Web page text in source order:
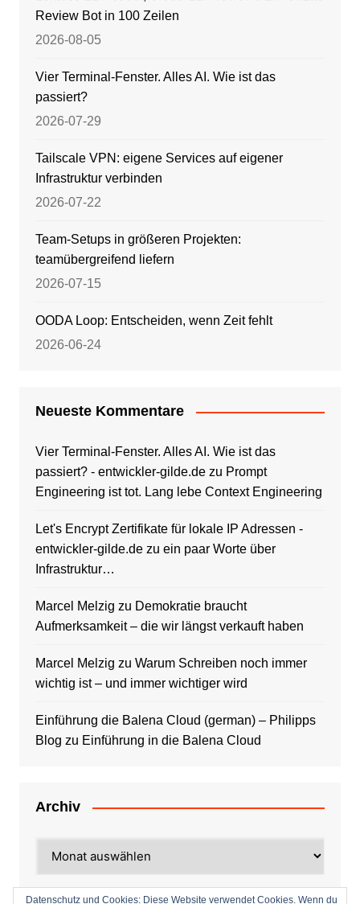
Review Bot in 100 Zeilen
2026-08-05
Vier Terminal-Fenster. Alles AI. Wie ist das
passiert?
2026-07-29
Tailscale VPN: eigene Services auf eigener
Infrastruktur verbinden
2026-07-22
Team-Setups in größeren Projekten:
teamübergreifend liefern
2026-07-15
OODA Loop: Entscheiden, wenn Zeit fehlt
2026-06-24
Neueste Kommentare
Vier Terminal-Fenster. Alles AI. Wie ist das
passiert? - entwickler-gilde.dezu Prompt
Engineering ist tot. Lang lebe Context Engineering
Let's Encrypt Zertifikate für lokale IP Adressen -
entwickler-gilde.dezu ein paar Worte über
Infrastruktur…
Marcel Melzig zu Demokratie braucht
Aufmerksamkeit – die wir längst verkauft haben
Marcel Melzig zu Warum Schreiben noch immer
wichtig ist – und immer wichtiger wird
Einführung die Balena Cloud (german) – Philipps
Blog zu Einführung in die Balena Cloud
Archiv
Datenschutz und Cookies: Diese Website verwendet Cookies. Wenn du